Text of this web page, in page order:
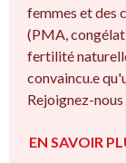
femmes et des
(PMA,
fertilité
convaincu.e
Rejoignez-nous
EN SAVOIR